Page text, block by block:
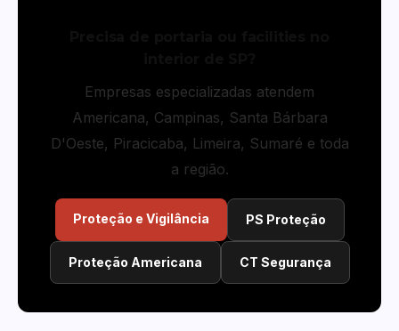
Empresas especializadas atendem
Americana, Campinas, Santa Bárbara
D'Oeste, Piracicaba, Limeira, Sumaré e toda
a região.
Proteção e Vigilância PS Proteção
Proteção Americana CT Segurança